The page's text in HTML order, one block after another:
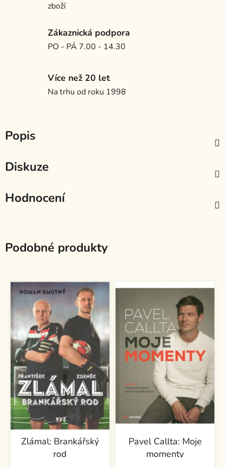
zboží
Zákaznická podpora
PO - PÁ 7.00 - 14.30
Více než 20 let
Na trhu od roku 1998
Popis
Diskuze
Hodnocení
Podobné produkty
Zlámal: Brankářský
rod
Pavel Callta: Moje
momenty